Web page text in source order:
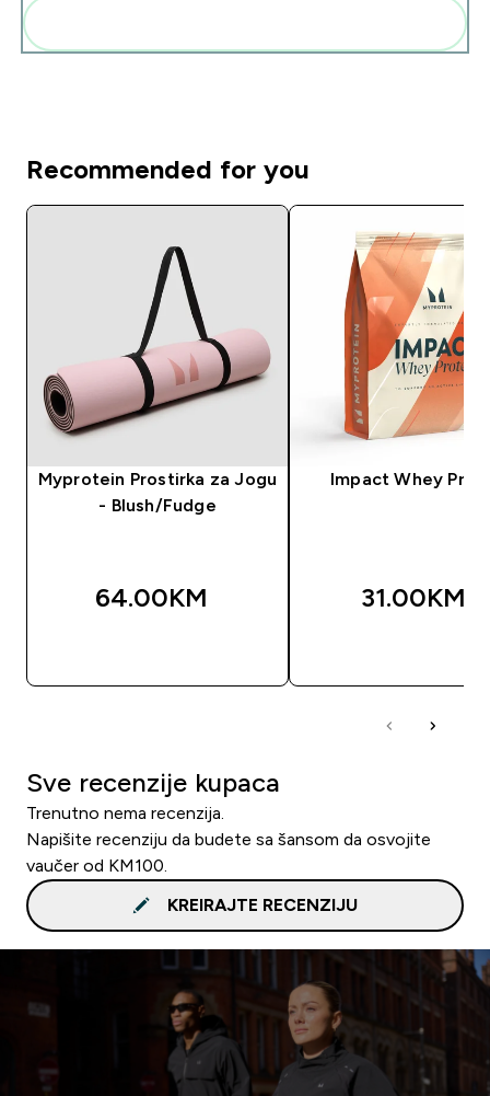
Recommended for you
Myprotein Prostirka za Jogu
- Blush/Fudge
64.00KM‎
Impact Whey
31.00KM‎
Sve recenzije kupaca
Trenutno nema recenzija.
Napišite recenziju da budete sa šansom da osvojite
vaučer od KM100.
KREIRAJTE RECENZIJU